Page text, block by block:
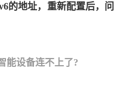
的地址，重新配置后，问
能设备连不上了?